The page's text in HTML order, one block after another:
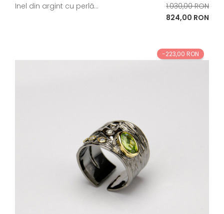
Inel din argint cu perlă...
Pret
de
1.030,00 RON
Pret
824,00 RON
-223,00 RON